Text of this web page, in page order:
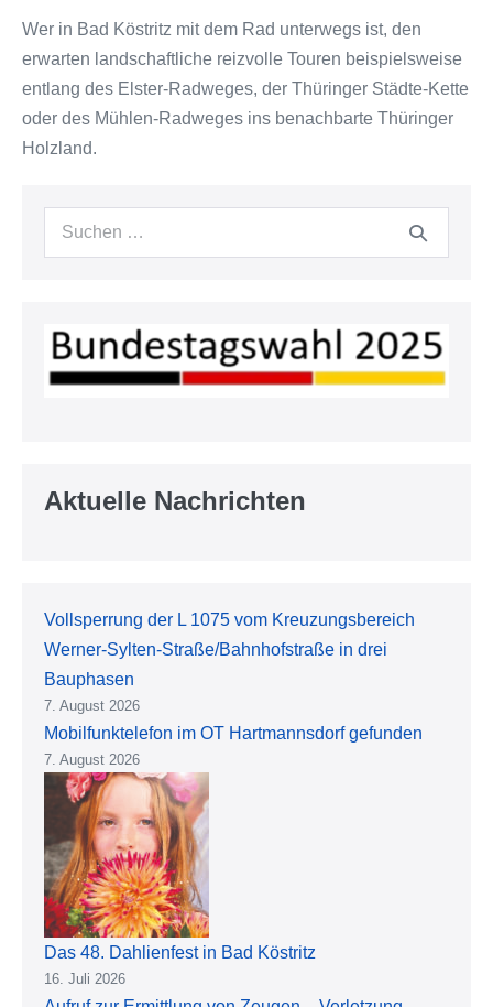
Wer in Bad Köstritz mit dem Rad unterwegs ist, den
erwarten landschaftliche reizvolle Touren beispielsweise
entlang des Elster-Radweges, der Thüringer Städte-Kette
oder des Mühlen-Radweges ins benachbarte Thüringer
Holzland.
Suchen
Aktuelle Nachrichten
Vollsperrung der L 1075 vom Kreuzungsbereich
Werner-Sylten-Straße/Bahnhofstraße in drei
Bauphasen
7. August 2026
Mobilfunktelefon im OT Hartmannsdorf gefunden
7. August 2026
Das 48. Dahlienfest in Bad Köstritz
16. Juli 2026